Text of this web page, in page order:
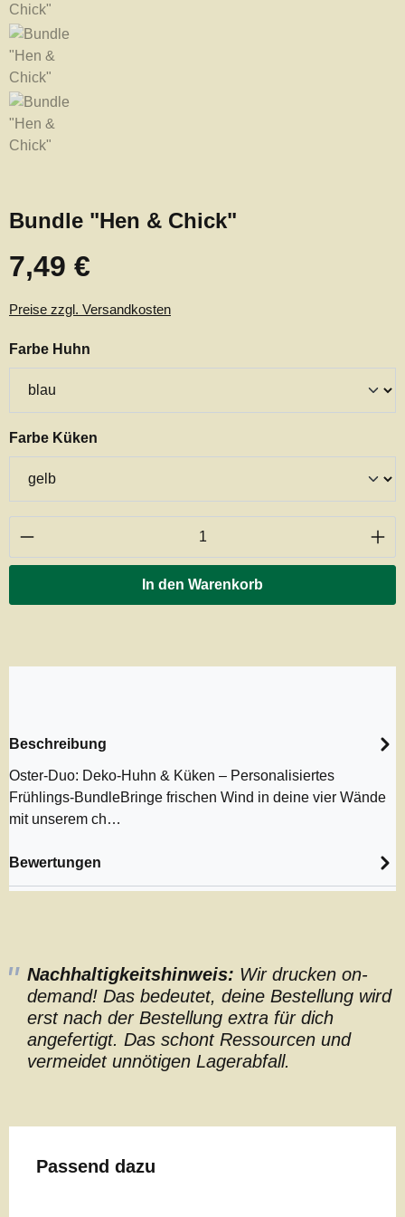
Bundle "Hen & Chick"
Regulärer Preis:
7,49 €
Preise zzgl. Versandkosten
Farbe Huhn
Farbe Küken
Produkt Anzahl: Gib den gewünschten
In den Warenkorb
Beschreibung
Oster-Duo: Deko-Huhn & Küken – Personalisiertes
Frühlings-BundleBringe frischen Wind in deine vier Wände
mit unserem ch…
Bewertungen
Nachhaltigkeitshinweis: Wir drucken on-
demand! Das bedeutet, deine Bestellung wird
erst nach der Bestellung extra für dich
angefertigt. Das schont Ressourcen und
vermeidet unnötigen Lagerabfall.
Produktgalerie überspringen
Passend dazu